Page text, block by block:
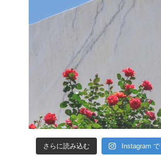
さらに読み込む Instagram